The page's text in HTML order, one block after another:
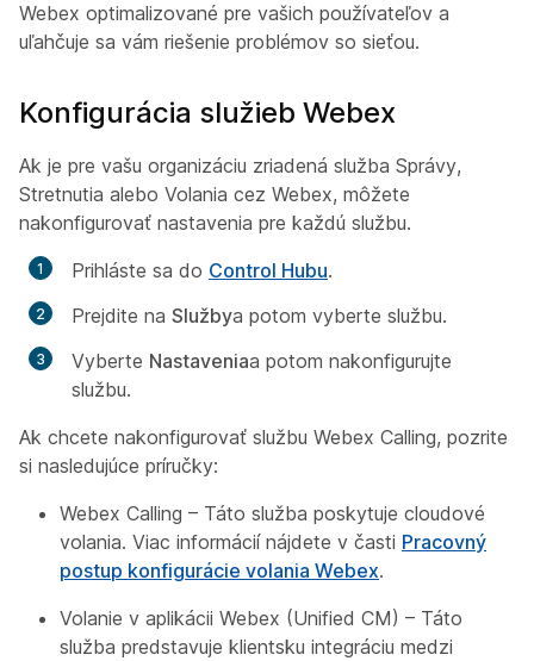
Webex optimalizované pre vašich používateľov a
uľahčuje sa vám riešenie problémov so sieťou.
Konfigurácia služieb Webex
Ak je pre vašu organizáciu zriadená služba Správy,
Stretnutia alebo Volania cez Webex, môžete
nakonfigurovať nastavenia pre každú službu.
Prihláste sa do Control Hubu.
Prejdite na Službya potom vyberte službu.
Vyberte Nastaveniaa potom nakonfigurujte
službu.
Ak chcete nakonfigurovať službu Webex Calling, pozrite
si nasledujúce príručky:
Webex Calling – Táto služba poskytuje cloudové
volania. Viac informácií nájdete v časti Pracovný
postup konfigurácie volania Webex.
Volanie v aplikácii Webex (Unified CM) – Táto
služba predstavuje klientsku integráciu medzi